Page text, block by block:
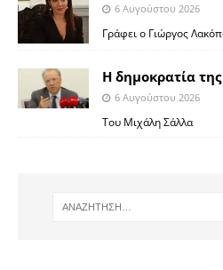
6 Αυγούστου 2026
Γράφει ο Γιώργος
Η δημοκρατία της
6 Αυγούστου 2026
Του Μιχάλη Σάλλα